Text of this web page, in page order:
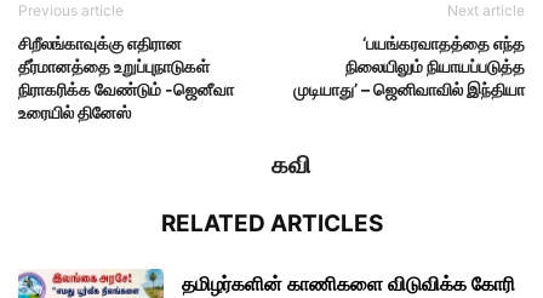
Previous article
சிறீலங்காவுக்கு எதிரான
தீர்மானத்தை உறுப்புநாடுகள்
நிராகரிக்க வேண்டும் -ஜெனீவா
உரையில் தினேஸ்
Next article
‘பயங்கரவாதத்தை எந்த
நிலையிலும் நியாயப்படுத்த
முடியாது’ – ஜெனிவாவில் இந்தியா
கவி
RELATED ARTICLES
தமிழர்களின் காணிகளை விடுவிக்க கோரி